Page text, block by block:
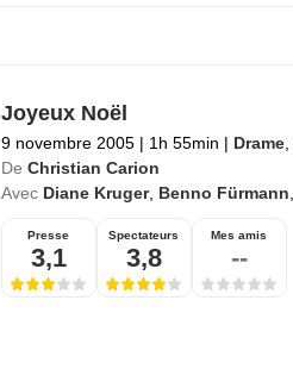
Joyeux Noël
9 novembre 2005 | 1h 55min | Drame,
De Christian Carion
Avec Diane Kruger, Benno Fürmann
Presse
3,1
Spectateurs
3,8
Mes amis
--